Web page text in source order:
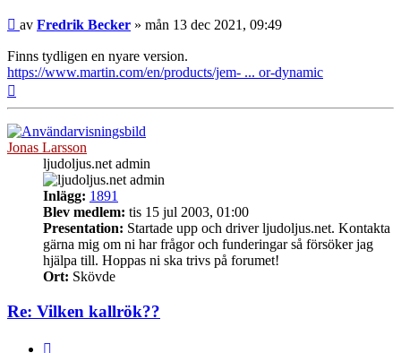
Inlägg
av Fredrik Becker » mån 13 dec 2021, 09:49
Finns tydligen en nyare version.
https://www.martin.com/en/products/jem- ... or-dynamic
Jonas Larsson
ljudoljus.net admin
Inlägg: 1891
Blev medlem: tis 15 jul 2003, 01:00
Presentation: Startade upp och driver ljudoljus.net. Kontakta
gärna mig om ni har frågor och funderingar så försöker jag
hjälpa till. Hoppas ni ska trivs på forumet!
Ort: Skövde
Re: Vilken kallrök??